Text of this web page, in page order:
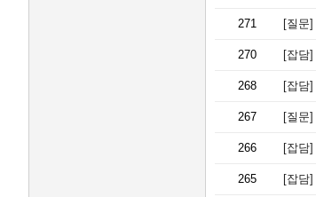
271 [질문]
270 [잡담]
268 [잡담]
267 [질문]
266 [잡담]
265 [잡담]